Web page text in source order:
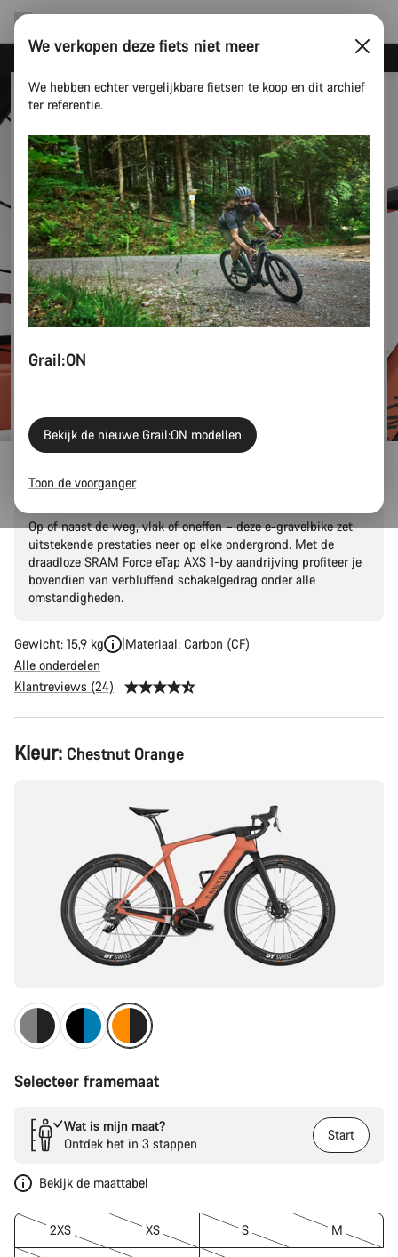
Grail:ON CF 8 eTap
Op of naast de weg, vlak of oneffen – deze e-gravelbike zet
uitstekende prestaties neer op elke ondergrond. Met de
draadloze SRAM Force eTap AXS 1-by aandrijving profiteer je
bovendien van verbluffend schakelgedrag onder alle
omstandigheden.
Gewicht: 15,9 kg
Materiaal: Carbon (CF)
Alle onderdelen
Klantreviews (24)
Productconfiguratie
Kleur: Chestnut Orange
Selecteer framemaat
Wat is mijn maat?
Ontdek het in 3 stappen
Start
Bekijk de maattabel
2XS XS S M
We verkopen deze fiets niet meer
We hebben echter vergelijkbare fietsen te koop en dit archief
ter referentie.
Grail:ON
Bekijk de nieuwe Grail:ON modellen
Toon de voorganger